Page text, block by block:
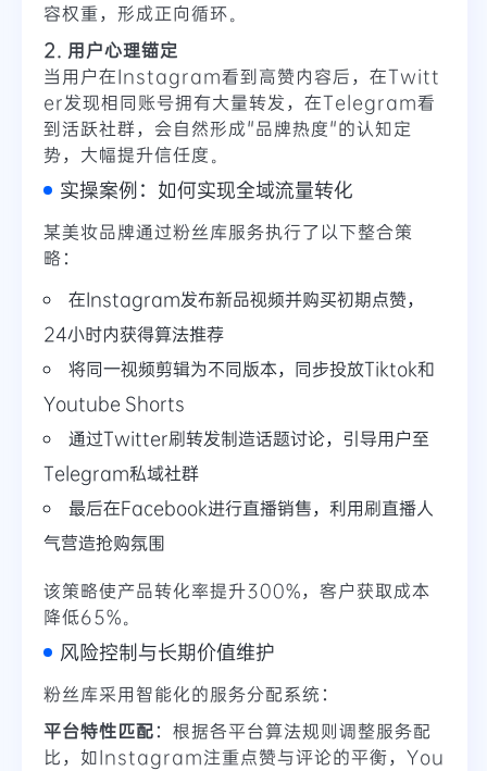
容权重，形成正向循环。
2. 用户心理锚定
当用户在Instagram看到高赞内容后，在Twitt
er发现相同账号拥有大量转发，在Telegram看
到活跃社群，会自然形成"品牌热度"的认知定
势，大幅提升信任度。
实操案例：如何实现全域流量转化
某美妆品牌通过粉丝库服务执行了以下整合策
略：
在Instagram发布新品视频并购买初期点赞，
24小时内获得算法推荐
将同一视频剪辑为不同版本，同步投放Tiktok和
Youtube Shorts
通过Twitter刷转发制造话题讨论，引导用户至
Telegram私域社群
最后在Facebook进行直播销售，利用刷直播人
气营造抢购氛围
该策略使产品转化率提升300%，客户获取成本
降低65%。
风险控制与长期价值维护
粉丝库采用智能化的服务分配系统：
平台特性匹配：根据各平台算法规则调整服务配
比，如Instagram注重点赞与评论的平衡，You